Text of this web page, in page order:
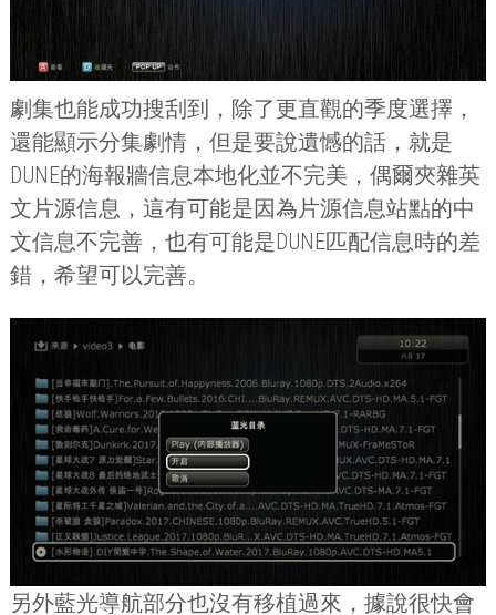
劇集也能成功搜刮到，除了更直觀的季度選擇，
還能顯示分集劇情，但是要說遺憾的話，就是
DUNE的海報牆信息本地化並不完美，偶爾夾雜英
文片源信息，這有可能是因為片源信息站點的中
文信息不完善，也有可能是DUNE匹配信息時的差
錯，希望可以完善。
另外藍光導航部分也沒有移植過來，據說很快會